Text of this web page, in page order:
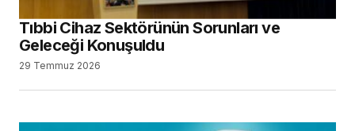
Tıbbi Cihaz Sektörünün Sorunları ve
Geleceği Konuşuldu
29 Temmuz 2026